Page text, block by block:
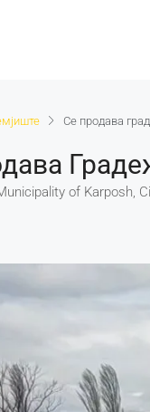
Се продава
of Karposh,